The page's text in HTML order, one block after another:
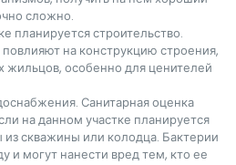
сложно.
планируется строительство.
на конструкцию строения,
жильцов, особенно для ценителей
Санитарная оценка
на данном участке планируется
из скважины или колодца. Бактерии
и могут нанести вред тем, кто ее